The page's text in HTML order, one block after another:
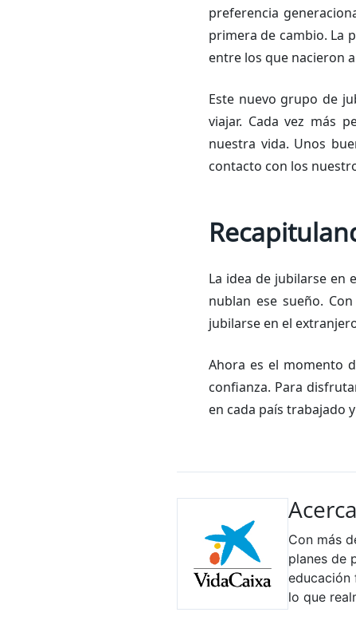
preferencia
primera de cambio. La
entre los que nacieron
Este nuevo grupo de
viajar. Cada vez más
nuestra vida. Unos
contacto con los
La idea de jubilarse en
nublan ese sueño.
jubilarse en el
Ahora es el momento
confianza. Para
en cada país trabajado
Con más
planes de
educación
lo que